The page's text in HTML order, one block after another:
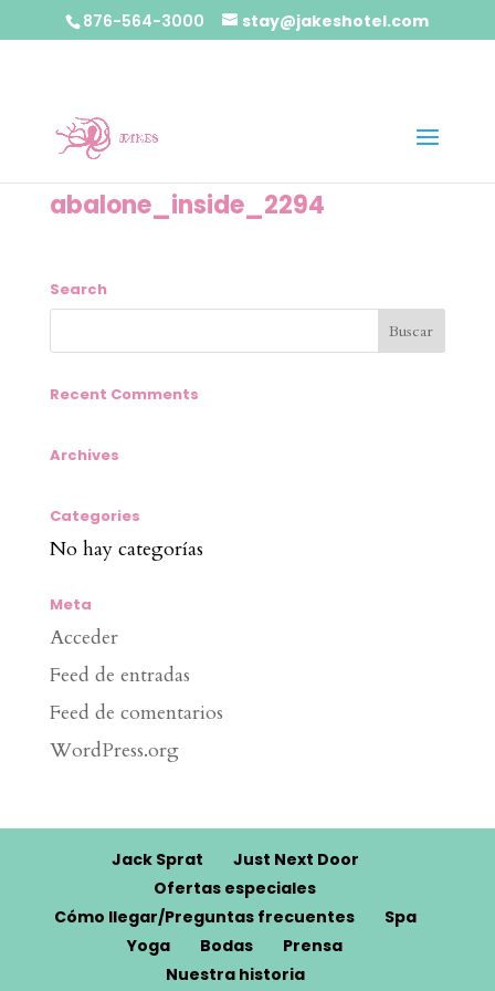
876-564-3000 stay@jakeshotel.com
abalone_inside_2294
Search
Recent Comments
Archives
Categories
No hay categorías
Meta
Acceder
Feed de entradas
Feed de comentarios
WordPress.org
Jack Sprat
Just Next Door
Ofertas especiales
Cómo llegar/Preguntas frecuentes
Spa
Yoga
Bodas
Prensa
Nuestra historia